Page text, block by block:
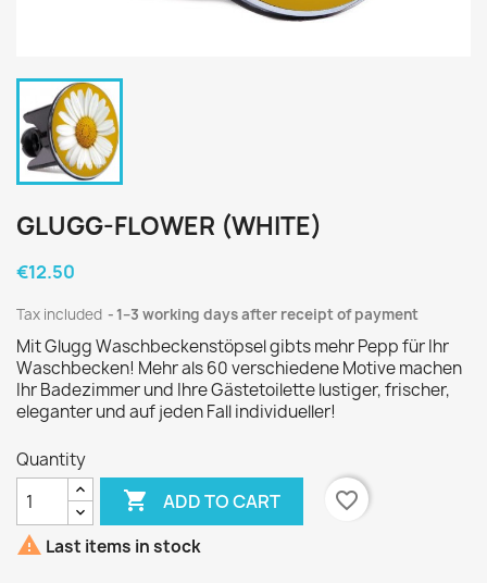
GLUGG-FLOWER (WHITE)
€12.50
Tax included 1–3 working days after receipt of payment
Mit Glugg Waschbeckenstöpsel gibts mehr Pepp für Ihr
Waschbecken! Mehr als 60 verschiedene Motive machen
Ihr Badezimmer und Ihre Gästetoilette lustiger, frischer,
eleganter und auf jeden Fall individueller!
Quantity
 ADD TO CART
favorite_border
 Last items in stock